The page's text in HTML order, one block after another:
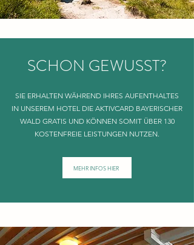
SCHON GEWUSST?
SIE ERHALTEN WÄHREND IHRES AUFENTHALTES
IN UNSEREM HOTEL DIE AKTIVCARD BAYERISCHER
WALD GRATIS UND KÖNNEN SOMIT ÜBER 130
KOSTENFREIE LEISTUNGEN NUTZEN.
MEHR INFOS HIER